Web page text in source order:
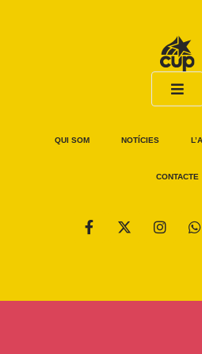
QUI SOM NOTÍCIES
CONTACTE